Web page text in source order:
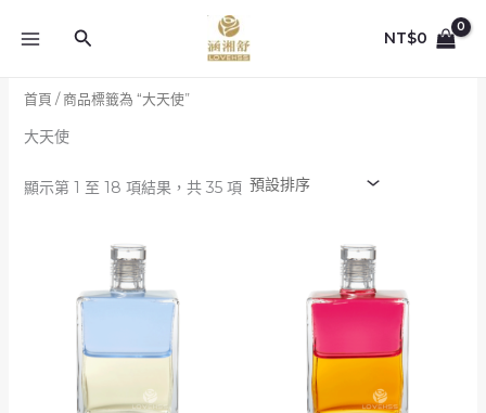
搜
NT$0
首頁 / 商品標籤為 “大天使”
大天使
顯示第 1 至 18 項結果，共 35 項